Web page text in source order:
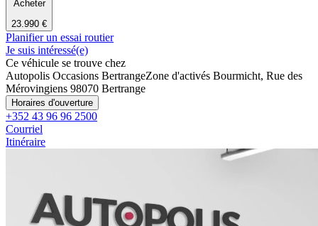
Acheter
23.990 €
Planifier un essai routier
Je suis intéressé(e)
Ce véhicule se trouve chez
Autopolis Occasions BertrangeZone d'activés Bourmicht, Rue des
Mérovingiens 98070 Bertrange
Horaires d'ouverture
+352 43 96 96 2500
Courriel
Itinéraire